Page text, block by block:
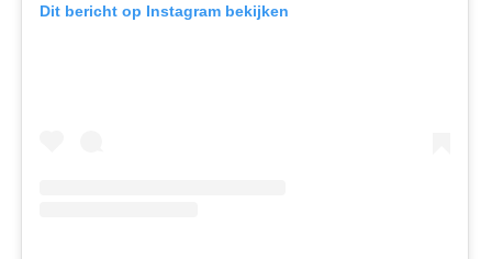
Dit bericht op Instagram bekijken